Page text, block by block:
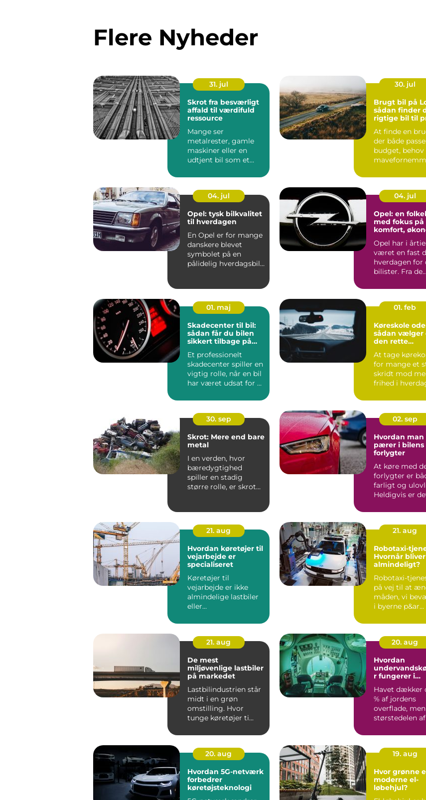
Flere Nyheder
31. jul
Skrot fra besværligt
affald til værdifuld
ressource
Mange ser
metalrester, gamle
maskiner eller en
udtjent bil som et
fylder op. Men s...
30. jul
Brugt bil på
sådan finder
rigtige bil til
At finde en
der både
budget, behov
04. jul
Opel: tysk bilkvalitet
til hverdagen
En Opel er for mange
danskere blevet
symbolet på en
pålidelig hverdagsbil,
04. jul
Opel: en
med fokus på
komfort,
Opel har i
været en fast
hverdagen for
bilister. Fra de
01. maj
Skadecenter til bil:
sådan får du bilen
sikkert tilbage på
Et professionelt
skadecenter spiller en
vigtig rolle, når en bil
har været udsat for et
01. feb
Køreskole
sådan vælger
den rette
At tage
for mange et
skridt mod
frihed i
har...
30. sep
Skrot: Mere end bare
metal
I en verden, hvor
bæredygtighed
spiller en stadig
større rolle, er skrot
02. sep
Hvordan
pærer i bilens
forlygter
At køre med
forlygter er
farligt og
Heldigvis er
21. aug
Hvordan køretøjer til
vejarbejde er
specialiseret
Køretøjer til
vejarbejde er ikke
almindelige lastbiler
eller
21. aug
Robotaxi-
Hvornår
almindeligt?
Robotaxi-
på vej til at
måden, vi
i byerne p&ar...
21. aug
De mest
miljøvenlige lastbiler
på markedet
Lastbilindustrien står
midt i en grøn
omstilling. Hvor
tunge køretøjer ti...
20. aug
Hvordan
r fungerer i
Havet dækker
% af jordens
overflade, men
størstedelen
20. aug
Hvordan 5G-netværk
forbedrer
køretøjsteknologi
19. aug
Hvor grønne
moderne el-
løbehjul?